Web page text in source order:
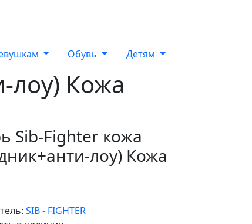
Обувь Детям
лоу) Кожа
Sib-Fighter кожа
лоу) Кожа
SIB - FIGHTER